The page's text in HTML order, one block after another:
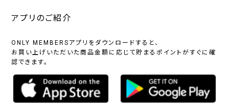
アプリのご紹介
ONLY MEMBERSアプリをダウンロードすると、
お買い上げいただいた商品金額に応じて貯まるポイントがすぐに確
認できます。